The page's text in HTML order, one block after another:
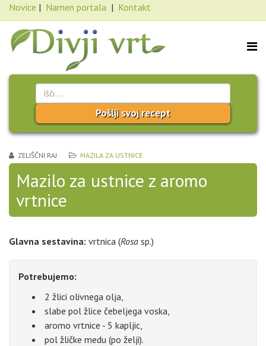
Novice | Namen portala | Kontakt
Pošlji svoj recept
ZELIŠČNI RAJ MAZILA ZA USTNICE
Mazilo za ustnice z aromo
vrtnice
Glavna sestavina: vrtnica (Rosa sp.)
Potrebujemo:
2 žlici olivnega olja,
slabe pol žlice čebeljega voska,
aromo vrtnice - 5 kapljic,
pol žličke medu (po želji).